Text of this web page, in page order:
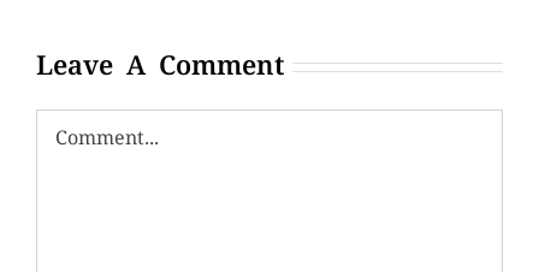
Leave A Comment
Comment